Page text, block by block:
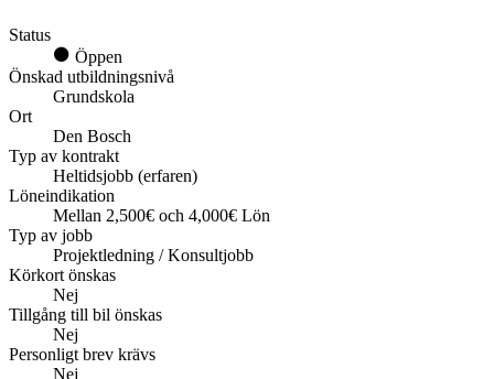
Status
Öppen
Önskad utbildningsnivå
Grundskola
Ort
Den Bosch
Typ av kontrakt
Heltidsjobb (erfaren)
Löneindikation
Mellan 2,500€ och 4,000€ Lön
Typ av jobb
Projektledning / Konsultjobb
Körkort önskas
Nej
Tillgång till bil önskas
Nej
Personligt brev krävs
Nej